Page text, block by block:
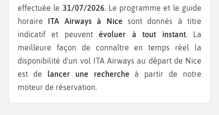
effectuée le 31/07/2026. Le programme et le guide
horaire
ITA Airways à Nice sont donnés à titre
indicatif et peuventévoluer à tout instant. La
meilleure façon de connaître en temps réel la
disponibilité d'un vol ITA Airways au départ de Nice
est de lancer une recherche à partir de notre
moteur de réservation.